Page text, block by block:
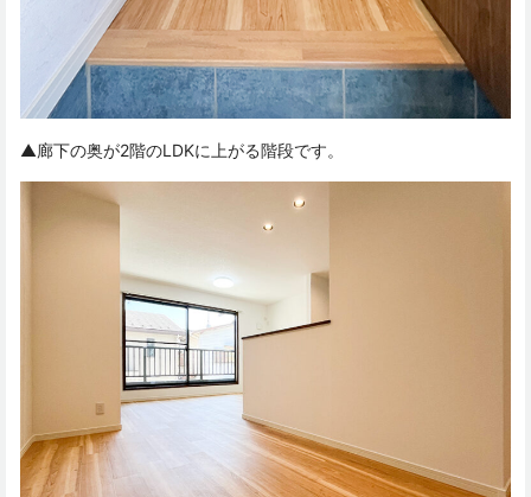
▲廊下の奥が2階のLDKに上がる階段です。